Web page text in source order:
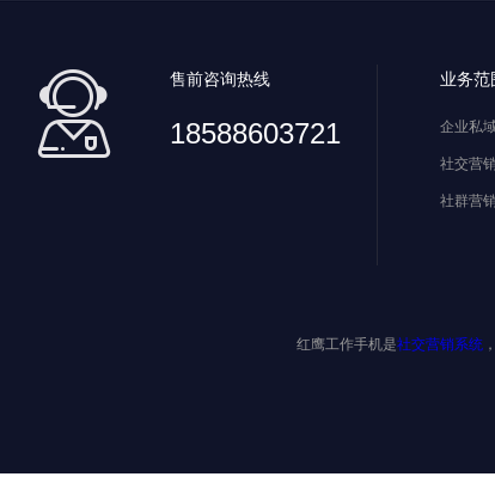
售前咨询热线
18588603721
业务范
企业私
社交营销
社群营销
红鹰工作手机是社交营销系统